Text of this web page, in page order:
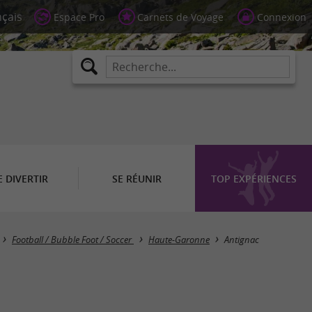
Espace Pro Carnets de Voyage Connexion
DIVERTIR SE RÉUNIR TOP EXPÉRIENCES
Masquer la carte
Football / Bubble Foot / Soccer Haute-Garonne Antignac